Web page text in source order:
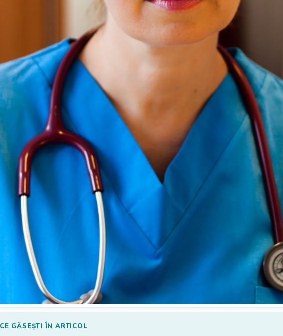
CE GĂSEȘTI ÎN ARTICOL